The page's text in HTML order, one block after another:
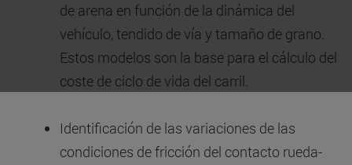
de arena en función de la dinámica del
vehículo, tendido de vía y tamaño de grano.
Estos modelos son la base para el cálculo del
coste de ciclo de vida del carril.
Identificación de las variaciones de las
condiciones de fricción del contacto rueda-